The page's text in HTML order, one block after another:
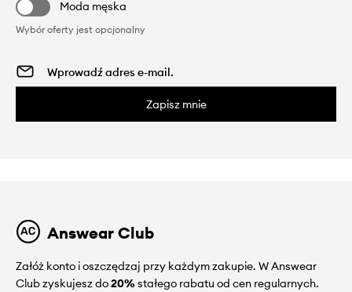
Moda męska
Wybór oferty jest opcjonalny
Zapisz mnie
Answear Club
Załóż konto i oszczędzaj przy każdym zakupie. W Answear
Club zyskujesz do20%stałego rabatu od cen regularnych.